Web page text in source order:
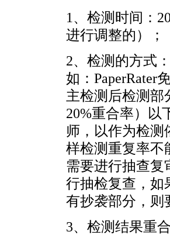
1、检测时间：
进行调整的）；
2、检测的方式
如：PaperRater
主检测后检测部
20%重合率）以
师，以作为检
样检测重复率不
需要进行抽查复
行抽检复查，如
有抄袭部分，则
3、检测结果重